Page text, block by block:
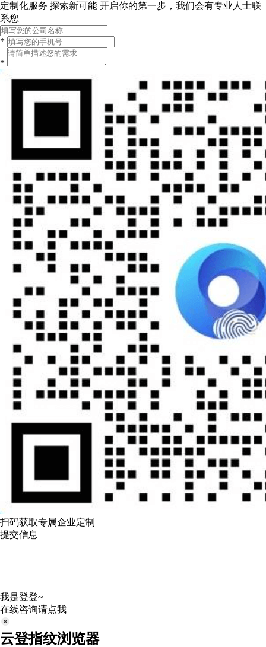
定制化服务 探索新可能 开启你的第一步，我们会有专业人士联
系您
*
*
扫码获取专属企业定制
提交信息
我是登登~
在线咨询请点我
云登指纹浏览器